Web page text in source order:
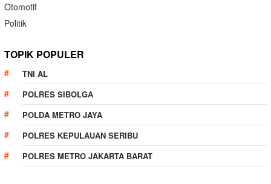
Otomotif
Politik
TOPIK POPULER
TNI AL
POLRES SIBOLGA
POLDA METRO JAYA
POLRES KEPULAUAN SERIBU
POLRES METRO JAKARTA BARAT